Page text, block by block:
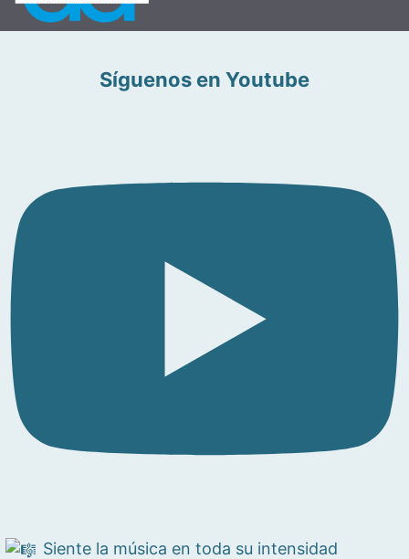
Síguenos en Youtube
Siente la música en toda su intensidad